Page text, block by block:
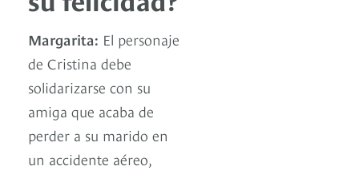
Margarita: El personaje
de Cristina debe
solidarizarse con su
amiga que acaba de
perder a su marido en
un accidente aéreo,